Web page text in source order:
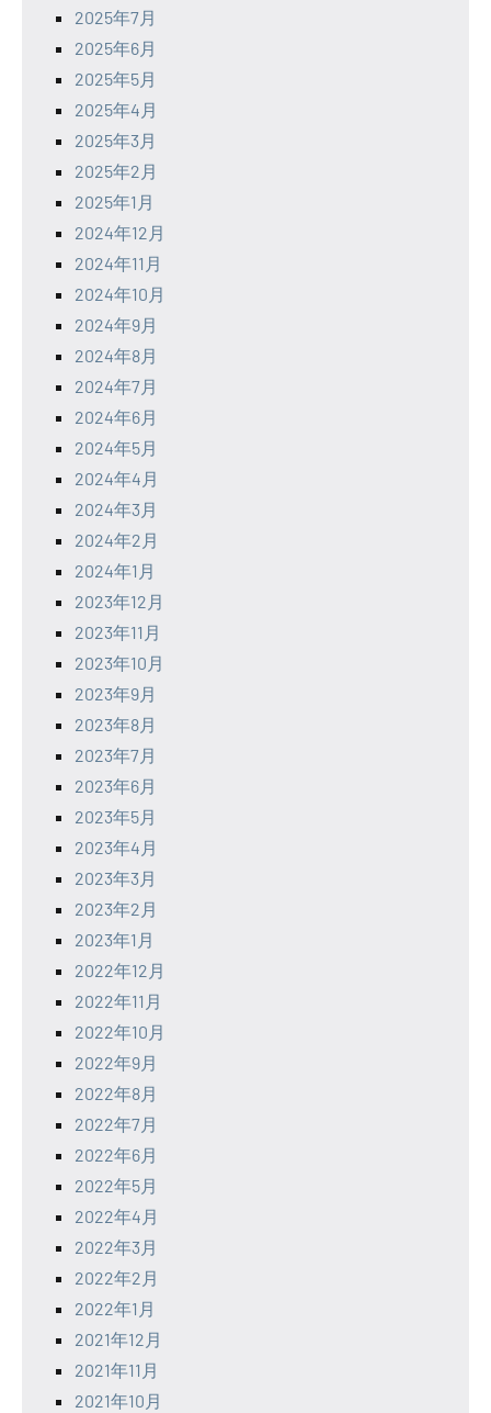
2025年7月
2025年6月
2025年5月
2025年4月
2025年3月
2025年2月
2025年1月
2024年12月
2024年11月
2024年10月
2024年9月
2024年8月
2024年7月
2024年6月
2024年5月
2024年4月
2024年3月
2024年2月
2024年1月
2023年12月
2023年11月
2023年10月
2023年9月
2023年8月
2023年7月
2023年6月
2023年5月
2023年4月
2023年3月
2023年2月
2023年1月
2022年12月
2022年11月
2022年10月
2022年9月
2022年8月
2022年7月
2022年6月
2022年5月
2022年4月
2022年3月
2022年2月
2022年1月
2021年12月
2021年11月
2021年10月